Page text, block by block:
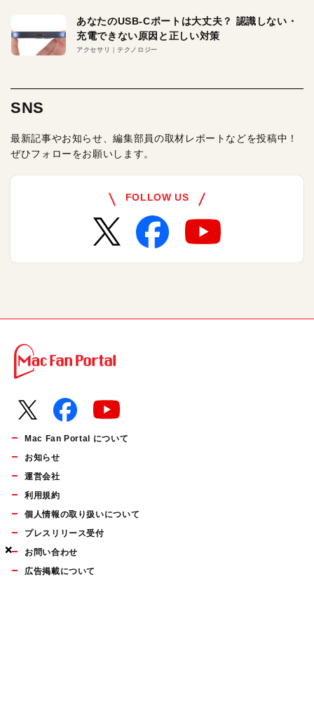
×
×
×
あなたのUSB-Cポートは大丈夫？ 認識しない・
充電できない原因と正しい対策
アクセサリ テクノロジー
SNS
最新記事やお知らせ、編集部員の取材レポートなどを投稿中！
ぜひフォローをお願いします。
FOLLOW US
Mac Fan Portal について
お知らせ
運営会社
利用規約
個人情報の取り扱いについて
プレスリリース受付
お問い合わせ
広告掲載について